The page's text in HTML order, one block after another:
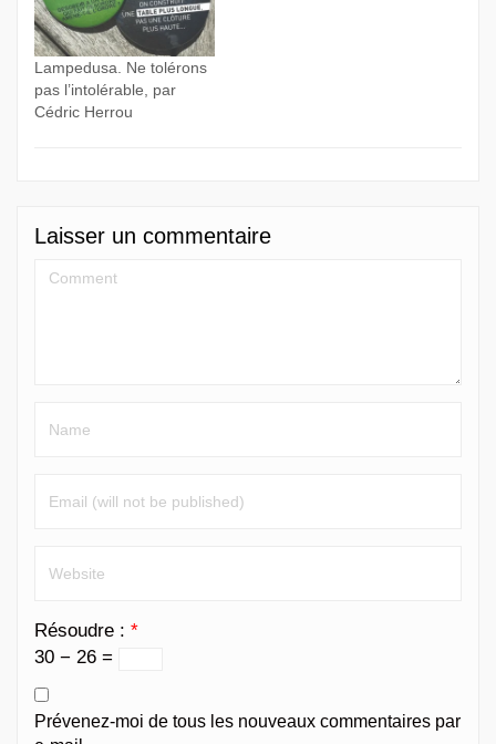
Lampedusa. Ne tolérons
pas l’intolérable, par
Cédric Herrou
Laisser un commentaire
Résoudre : *
30 − 26 =
Prévenez-moi de tous les nouveaux commentaires par